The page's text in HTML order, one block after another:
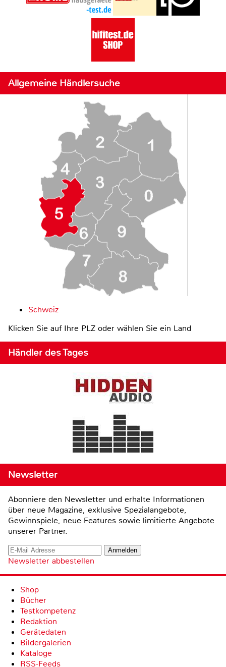
Allgemeine Händlersuche
Schweiz
Klicken Sie auf Ihre PLZ oder wählen Sie ein Land
Händler des Tages
Newsletter
Abonniere den Newsletter und erhalte Informationen
über neue Magazine, exklusive Spezialangebote,
Gewinnspiele, neue Features sowie limitierte Angebote
unserer Partner.
Newsletter abbestellen
Shop
Bücher
Testkompetenz
Redaktion
Gerätedaten
Bildergalerien
Kataloge
RSS-Feeds